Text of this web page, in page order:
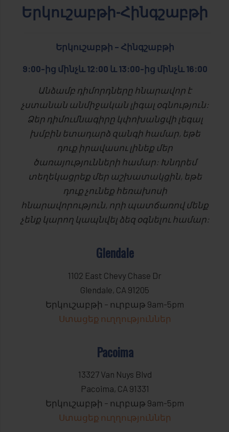
Երկուշաբթի-Հինգշաբթի
Երկուշաբթի – Հինգշաբթի
9:00-ից մինչև 12:00 և 13:00-ից մինչև 16:00
Անձամբ դիմորդները հնարավոր է
չստանան անմիջական լիգալ օգնություն:
Ձեր դիմումնագիրը կփոխանցվի լեգալ
խմբին ետադարձ զանգի համար, եթե
դուք իրավասու լինեք մեր
ծառայությունների համար: Խնդրեմ
տեղեկացրեք մեր աշխատակցին, եթե
դուք չունեք հեռախոսի
հնարավորություն, որի պատճառով մենք
չենք կարող կապնվել ձեզ օգնելու համար:
Glendale
1102 East Chevy Chase Dr
Glendale, CA 91205
Երկուշաբթի – ուրբաթ 9am-5pm
Ստացեք ուղղություններ
Pacoima
13327 Van Nuys Blvd
Pacoima, CA 91331
Երկուշաբթի – ուրբաթ 9am-5pm
Ստացեք ուղղություններ